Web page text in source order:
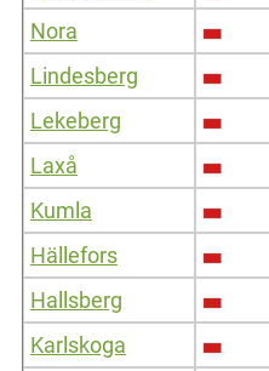
Nora
Lindesberg
Lekeberg
Laxå
Kumla
Hällefors
Hallsberg
Karlskoga